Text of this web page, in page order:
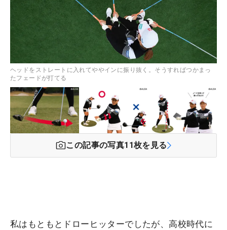
ヘッドをストレートに入れてややインに振り抜く。そうすればつかまっ
たフェードが打てる
この記事の写真11枚を見る
私はもともとドローヒッターでしたが、高校時代に